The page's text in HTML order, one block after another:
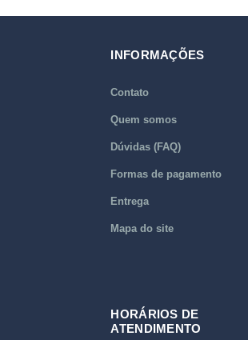
INFORMAÇÕES
Contato
Quem somos
Dúvidas (FAQ)
Formas de pagamento
Entrega
Mapa do site
HORÁRIOS DE
ATENDIMENTO